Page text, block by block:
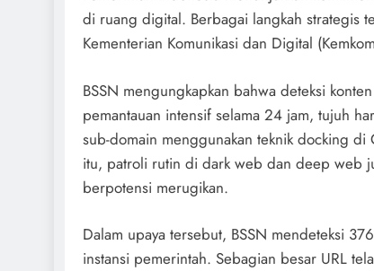
di ruang digital. Berbagai langkah strategis
Kementerian Komunikasi dan Digital
BSSN mengungkapkan bahwa deteksi
pemantauan intensif selama 24 jam, tujuh
sub-domain menggunakan teknik docking
itu, patroli rutin di dark web dan deep web
berpotensi merugikan.
Dalam upaya tersebut, BSSN mendeteksi
instansi pemerintah. Sebagian besar URL